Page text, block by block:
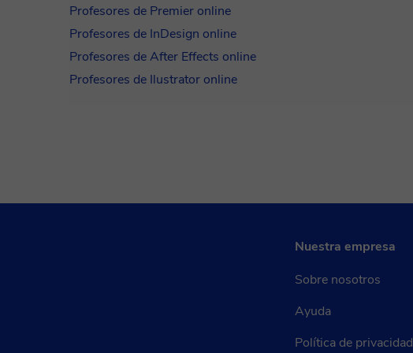
Profesores de Premier online
Profesores de InDesign online
Profesores de After Effects online
Profesores de Ilustrator online
Nuestra empresa
Sobre nosotros
Ayuda
Política de privacidad